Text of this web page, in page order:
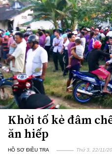
Khởi tố kẻ đâm
ăn hiếp
HỒ SƠ ĐIỀU TRA Thứ 3, 22/11/